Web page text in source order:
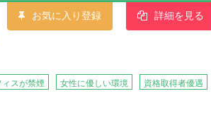
日々の業務や研修会を通じて、全スタッフに
ぷりのお仕事です。
お気に入り登録 詳細を見る
ィスが禁煙 女性に優しい環境
資格取得者優遇